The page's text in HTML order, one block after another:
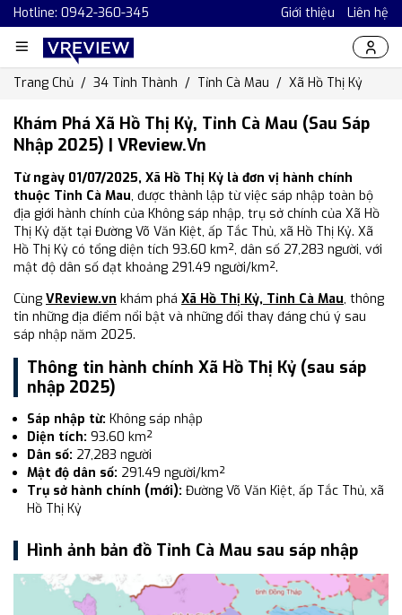
Hotline: 0942-360-345 Giới thiệu Liên hệ
Trang Chủ 34 Tỉnh Thành Tỉnh Cà Mau Xã Hồ Thị Kỷ
Khám Phá Xã Hồ Thị Kỷ, Tỉnh Cà Mau (Sau Sáp
Nhập 2025) | VReview.vn
Từ ngày 01/07/2025, Xã Hồ Thị Kỷ là đơn vị hành chính
thuộc Tỉnh Cà Mau, được thành lập từ việc sáp nhập toàn bộ
địa giới hành chính của Không sáp nhập, trụ sở chính của Xã Hồ
Thị Kỷ đặt tại Đường Võ Văn Kiệt, ấp Tắc Thủ, xã Hồ Thị Kỷ. Xã
Hồ Thị Kỷ có tổng diện tích 93.60 km², dân số 27,283 người, với
mật độ dân số đạt khoảng 291.49 người/km².
Cùng VReview.vn khám phá Xã Hồ Thị Kỷ, Tỉnh Cà Mau, thông
tin những địa điểm nổi bật và những đổi thay đáng chú ý sau
sáp nhập năm 2025.
Thông tin hành chính Xã Hồ Thị Kỷ (sau sáp
nhập 2025)
Sáp nhập từ: Không sáp nhập
Diện tích: 93.60 km²
Dân số: 27,283 người
Mật độ dân số: 291.49 người/km²
Trụ sở hành chính (mới): Đường Võ Văn Kiệt, ấp Tắc Thủ, xã
Hồ Thị Kỷ
Hình ảnh bản đồ Tỉnh Cà Mau sau sáp nhập